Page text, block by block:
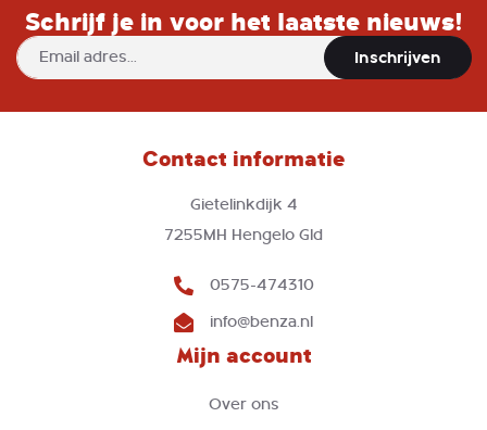
Schrijf je in voor het laatste nieuws!
Abonneer
u
onze
Inschrijven
Contact informatie
Gietelinkdijk 4
7255MH Hengelo Gld
0575-474310
info@benza.nl
Mijn account
Over ons